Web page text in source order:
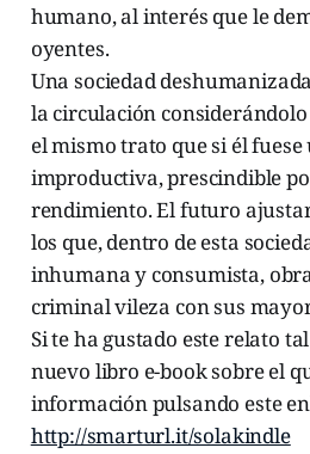
humano, al interés que le
oyentes.
Una sociedad
la circulación
el mismo trato que si él
improductiva, prescindible
rendimiento. El futuro
los que, dentro de esta
inhumana y consumista,
criminal vileza con sus
Si te ha gustado este relato
nuevo libro e-book sobre el
información pulsando este
http://smarturl.it/solakindle